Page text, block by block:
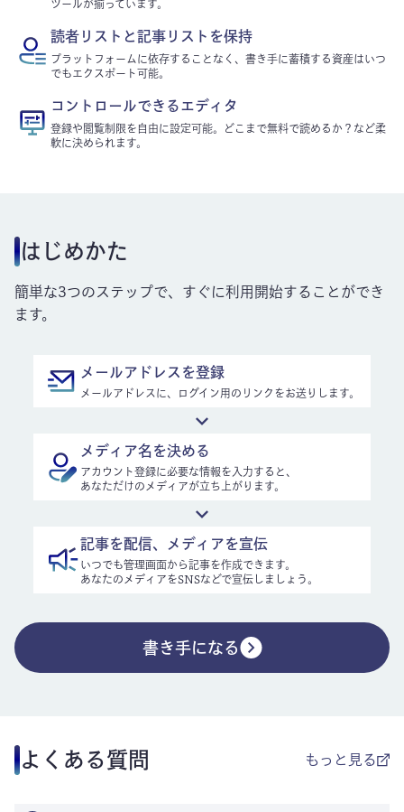
ツールが揃っています。
読者リストと記事リストを保持
プラットフォームに依存することなく、書き手に蓄積する資産はいつ
でもエクスポート可能。
コントロールできるエディタ
登録や閲覧制限を自由に設定可能。どこまで無料で読めるか？など柔
軟に決められます。
はじめかた
簡単な3つのステップで、すぐに利用開始することができ
ます。
メールアドレスを登録
メールアドレスに、ログイン用のリンクをお送りします。
メディア名を決める
アカウント登録に必要な情報を入力すると、
あなただけのメディアが立ち上がります。
記事を配信、メディアを宣伝
いつでも管理画面から記事を作成できます。
あなたのメディアをSNSなどで宣伝しましょう。
書き手になる
よくある質問 もっと見る